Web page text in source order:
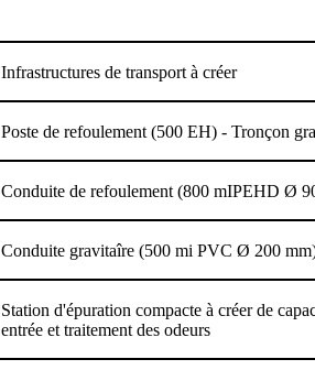
Infrastructures de transport à créer
Poste de refoulement (500 EH) - Tronçon
Conduite de refoulement (800 mIPEHD Ø
Conduite gravitaîre (500 mi PVC Ø 200
Station d'épuration compacte à créer de
entrée et traitement des odeurs